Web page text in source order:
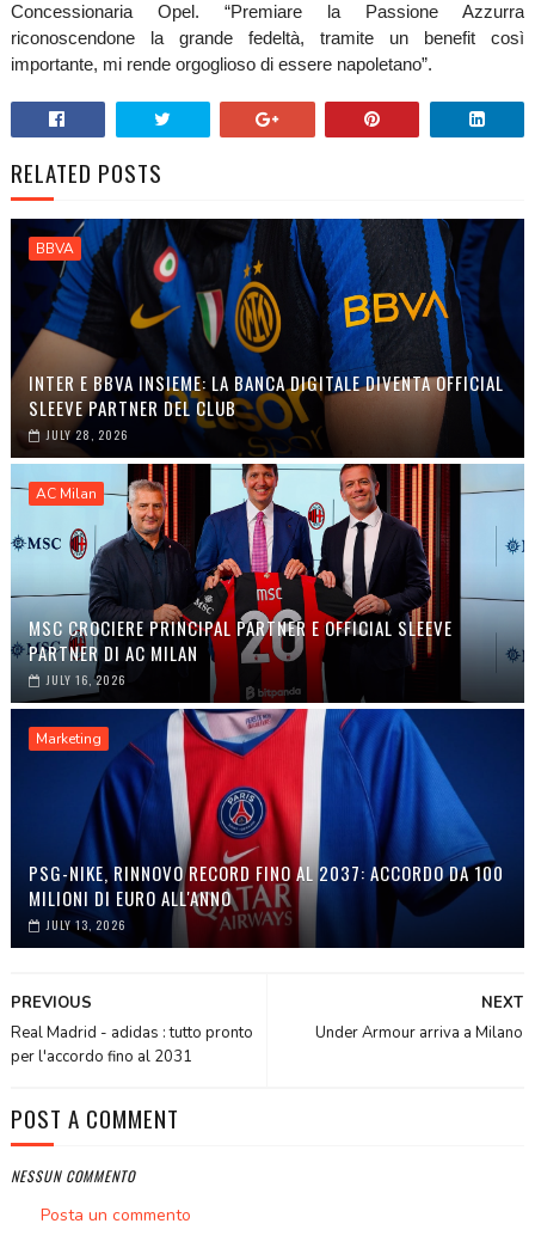
Concessionaria Opel. “Premiare la Passione Azzurra
riconoscendone la grande fedeltà, tramite un benefit così
importante, mi rende orgoglioso di essere napoletano”.
RELATED POSTS
BBVA
INTER E BBVA INSIEME: LA BANCA DIGITALE DIVENTA OFFICIAL
SLEEVE PARTNER DEL CLUB
JULY 28, 2026
AC Milan
MSC CROCIERE PRINCIPAL PARTNER E OFFICIAL SLEEVE
PARTNER DI AC MILAN
JULY 16, 2026
Marketing
PSG-NIKE, RINNOVO RECORD FINO AL 2037: ACCORDO DA 100
MILIONI DI EURO ALL'ANNO
JULY 13, 2026
NEXT
Under Armour arriva a Milano
PREVIOUS
Real Madrid - adidas : tutto pronto
per l'accordo fino al 2031
POST A COMMENT
NESSUN COMMENTO
Posta un commento